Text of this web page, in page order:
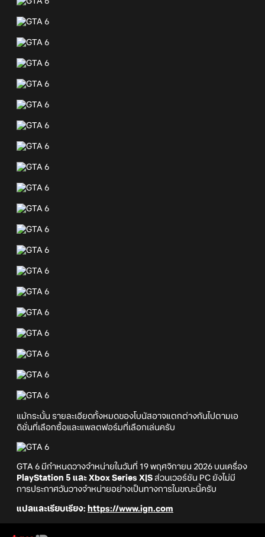
แม้กระนั้น รายละเอียดทั้งหมดของโบนัสอาจแตกต่างกันไปตามเอ
ดิชั่นที่เลือกซื้อและแพลตฟอร์มที่เลือกเล่นครับ
GTA 6 มีกำหนดวางจำหน่ายในวันที่ 19 พฤศจิกายน 2026 บนเครื่อง
PlayStation 5 และ Xbox Series X|S ส่วนเวอร์ชัน PC ยังไม่มี
การประกาศวันวางจำหน่ายอย่างเป็นทางการในขณะนี้ครับ
แปลและเรียบเรียง: https://www.ign.com